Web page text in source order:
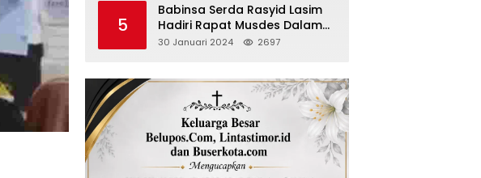
5
Babinsa Serda Rasyid Lasim
Hadiri Rapat Musdes Dalam
Pebahasan RAPBDES Bereliku
30 Januari 2024 2697